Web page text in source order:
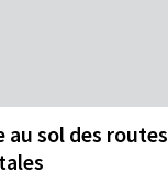
au sol des routes